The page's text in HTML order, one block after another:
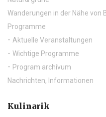
Wanderungen in der Nähe von
Programme
Aktuelle Veranstaltungen
Wichtige Programme
Program archívum
Nachrichten, Informationen
Kulinarik